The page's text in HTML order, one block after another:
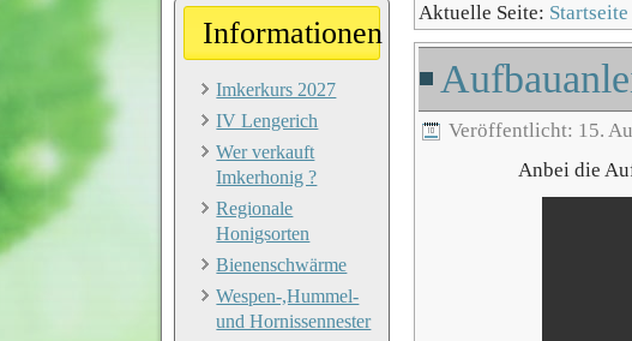
Informationen
Imkerkurs 2027
IV Lengerich
Wer verkauft
Imkerhonig ?
Regionale
Honigsorten
Bienenschwärme
Wespen-,Hummel-
und Hornissennester
Aktuelle Seite: Startseite
Veröffentlicht: 15.
Anbei die